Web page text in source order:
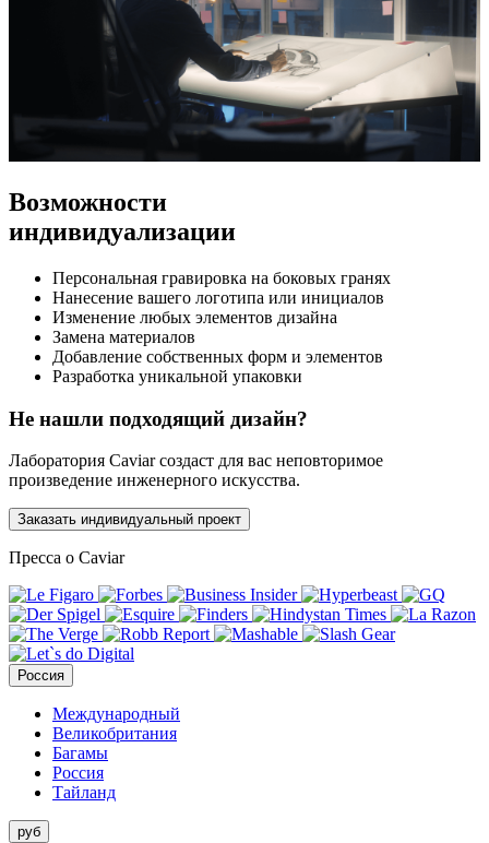
Возможности
индивидуализации
Персональная гравировка на боковых гранях
Нанесение вашего логотипа или инициалов
Изменение любых элементов дизайна
Замена материалов
Добавление собственных форм и элементов
Разработка уникальной упаковки
Не нашли подходящий дизайн?
Лаборатория Caviar создаст для вас неповторимое
произведение инженерного искусства.
Заказать индивидуальный проект
Пресса о Caviar
Россия
Международный
Великобритания
Багамы
Россия
Тайланд
руб